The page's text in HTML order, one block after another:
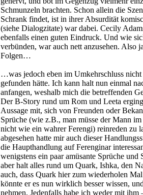
Schmunzeln brachten. Schon allein die
Schrank findet, ist in ihrer Absurdität
(siehe Dialogzitate) war dabei. Cecily
ebenfalls einen guten Eindruck. Und wie
verbünden, war auch nett anzusehen. Also
Folgen…
…was jedoch eben im Umkehrschluss
gefunden hätte. Ich kann halt nun einmal
anfangen, weshalb mich die betreffenden
Der B-Story rund um Rom und Leeta
Aussage mit, sich von Freunden oder
Sprüche (wie z.B., man müsse der Mann
nicht wie ein wahrer Ferengi) reinreden zu
abgesehen hatte mir auch dieser
die Haupthandlung auf Ferenginar
wenigstens ein paar amüsante Sprüche
aber halt alles rund um Quark, Ishka, den
auch, dass Quark hier zum wiederholen
könnte er es nun wirklich besser wissen,
nehmen. Jedenfalls habe ich weder mit